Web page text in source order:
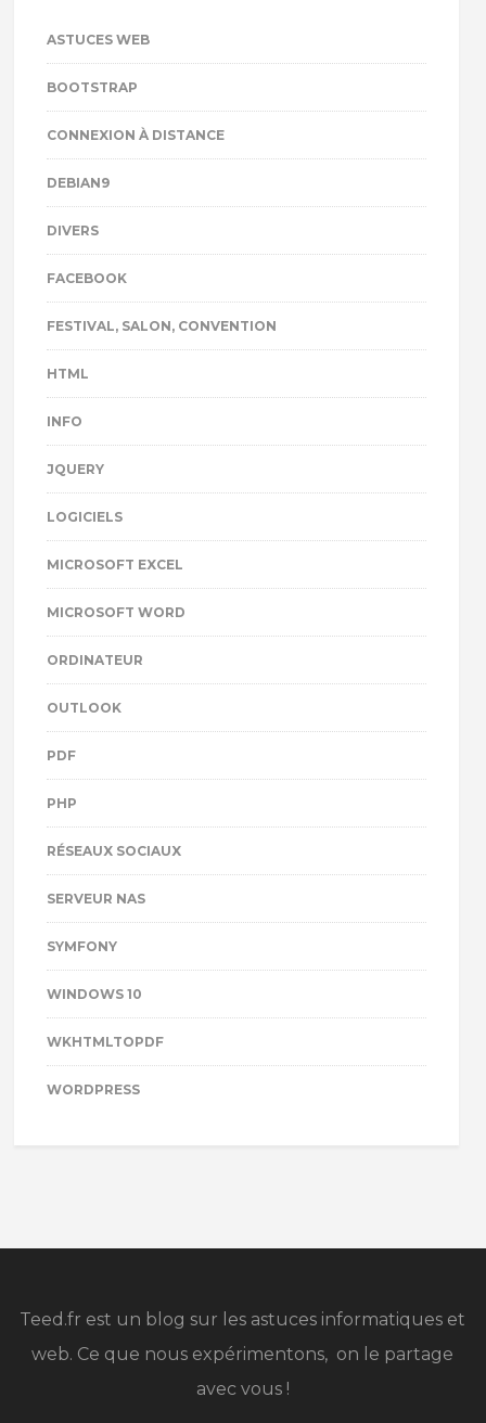
ASTUCES WEB
BOOTSTRAP
CONNEXION À DISTANCE
DEBIAN9
DIVERS
FACEBOOK
FESTIVAL, SALON, CONVENTION
HTML
INFO
JQUERY
LOGICIELS
MICROSOFT EXCEL
MICROSOFT WORD
ORDINATEUR
OUTLOOK
PDF
PHP
RÉSEAUX SOCIAUX
SERVEUR NAS
SYMFONY
WINDOWS 10
WKHTMLTOPDF
WORDPRESS
Teed.fr est un blog sur les astuces informatiques et
web. Ce que nous expérimentons, on le partage
avec vous !